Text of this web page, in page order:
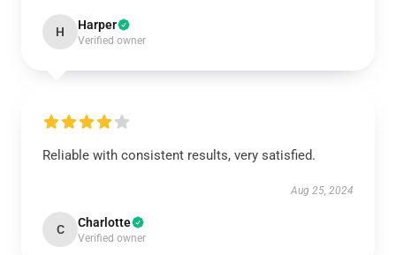
H Harper
Verified owner
Reliable with consistent results, very satisfied.
Aug 25, 2024
C Charlotte
Verified owner